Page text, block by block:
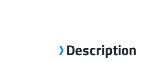
Description